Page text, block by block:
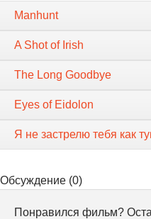
Manhunt
A Shot of Irish
The Long Goodbye
Eyes of Eidolon
Я не застрелю тебя как
Обсуждение (0)
Понравился фильм?